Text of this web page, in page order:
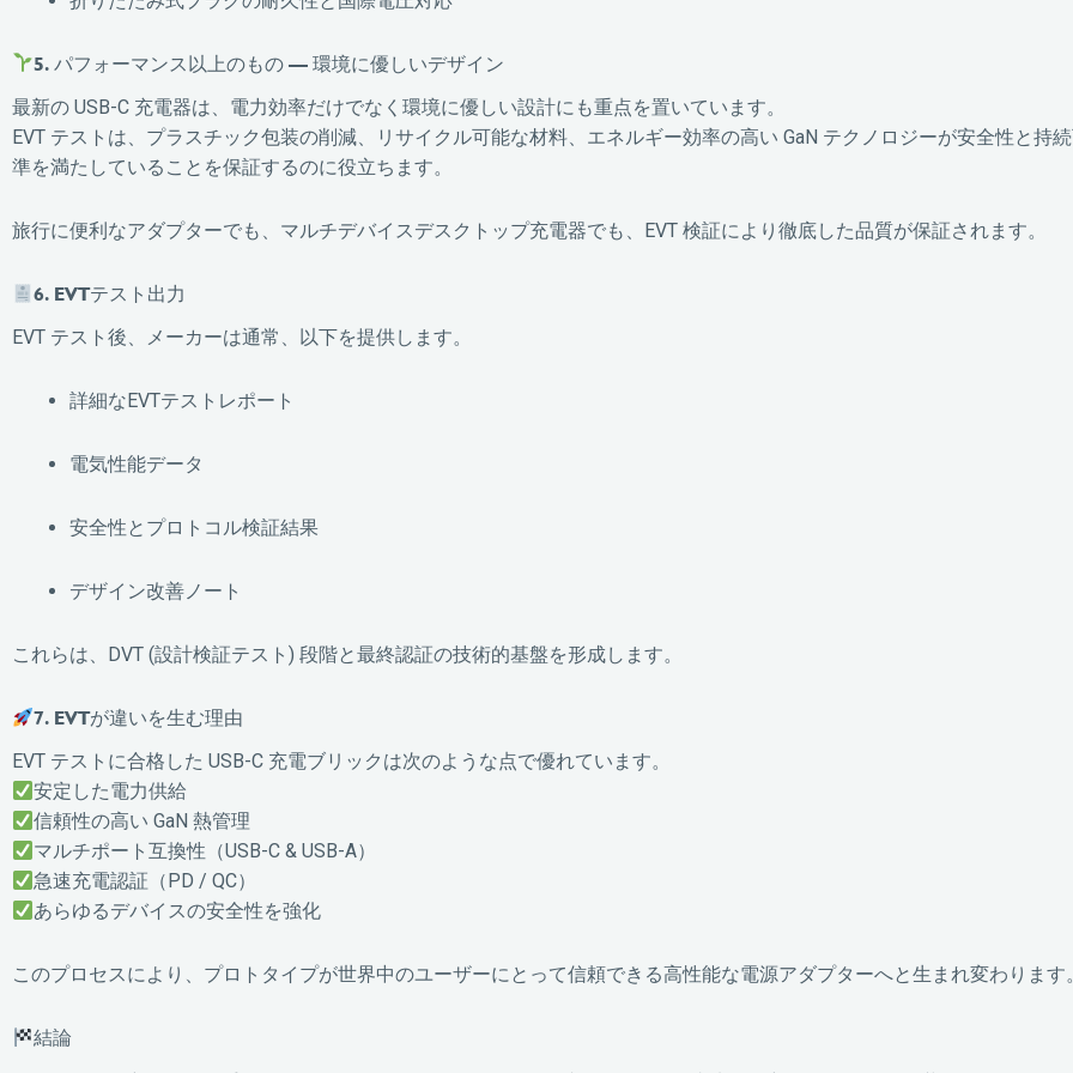
5. パフォーマンス以上のもの — 環境に優しいデザイン
最新の USB-C 充電器は、電力効率だけでなく環境に優しい設計にも重点を置いています。
EVT テストは、プラスチック包装の削減、リサイクル可能な材料、エネルギー効率の高い GaN テクノロジーが安全性と持
準を満たしていることを保証するのに役立ちます。
旅行に便利なアダプターでも、マルチデバイスデスクトップ充電器でも、EVT 検証により徹底した品質が保証されます。
6. EVTテスト出力
EVT テスト後、メーカーは通常、以下を提供します。
詳細なEVTテストレポート
電気性能データ
安全性とプロトコル検証結果
デザイン改善ノート
これらは、DVT (設計検証テスト) 段階と最終認証の技術的基盤を形成します。
7. EVTが違いを生む理由
EVT テストに合格した USB-C 充電ブリックは次のような点で優れています。
安定した電力供給
信頼性の高い GaN 熱管理
マルチポート互換性（USB-C & USB-A）
急速充電認証（PD / QC）
あらゆるデバイスの安全性を強化
このプロセスにより、プロトタイプが世界中のユーザーにとって信頼できる高性能な電源アダプターへと生まれ変わります。
結論